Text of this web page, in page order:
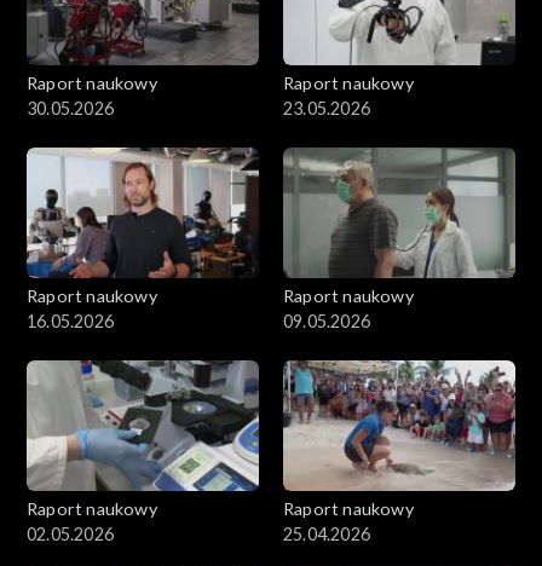
Raport naukowy
30.05.2026
Raport naukowy
23.05.2026
Raport naukowy
16.05.2026
Raport naukowy
09.05.2026
Raport naukowy
02.05.2026
Raport naukowy
25.04.2026